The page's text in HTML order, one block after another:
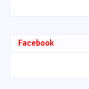
Facebook